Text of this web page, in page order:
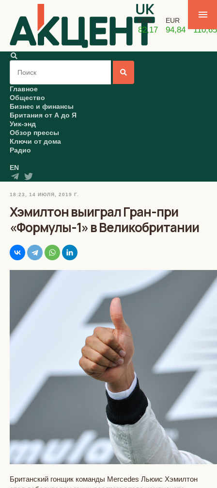
USD
82,17
EUR
94,84 110,65
Главное
Общество
Бизнес и финансы
Британия от А до Я
Уик-энд
Обзор прессы
Ключи от дома
Радио
EN
18:23, 14 ИЮЛЯ, 2019 Г.
Хэмилтон выиграл Гран-при
«Формулы-1» в Великобритании
Британский гонщик команды Mercedes Льюис Хэмилтон